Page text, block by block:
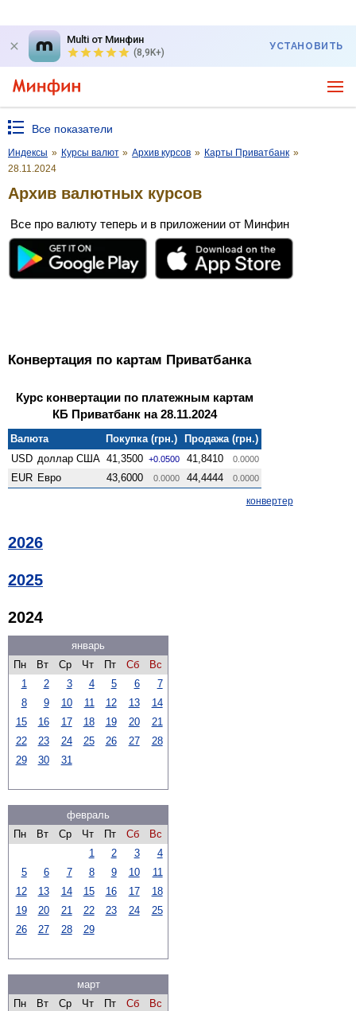
Multi от Минфин
(8,9K+)
УСТАНОВИТЬ
Все показатели
Индексы » Курсы валют » Архив курсов » Карты Приватбанк »
28.11.2024
Архив валютных курсов
Все про валюту теперь и в приложении от Минфин
Конвертация по картам Приватбанка
Курс конвертации по платежным картам
КБ Приватбанк на 28.11.2024
Валюта Покупка (грн.)
Продажа (грн.)
USD доллар США 41,3500 +0.0500 41,8410 0.0000
EUR Евро 43,6000 0.0000 44,4444 0.0000
конвертер
2026
2025
2024
январь
Пн
Вт Ср Чт Пт Сб
Вс
1
2 3 4 5 6
7
8
9 10 11 12 13
14
15
16 17 18 19 20
21
22
23 24 25 26 27
28
29
30 31
февраль
Пн
Вт Ср Чт Пт Сб
Вс
1
2 3
4
5
6 7 8 9 10
11
12
13 14 15 16 17
18
19
20 21 22 23 24
25
26
27 28 29
март
Пн
Вт Ср Чт Пт Сб
Вс